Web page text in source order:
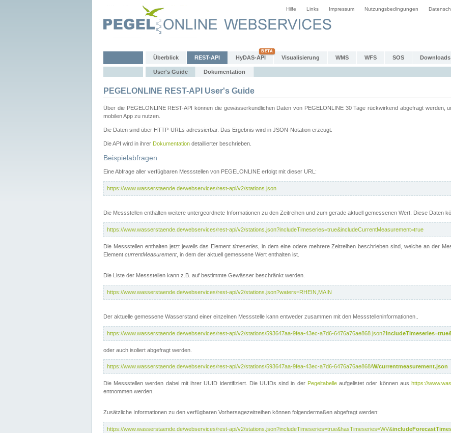
Hilfe Links Impressum Nutzungsbedingungen
Überblick REST-API HyDAS-API Visualisierung WMS WFS SOS Downloads
User's Guide Dokumentation
PEGELONLINE REST-API User's Guide
Über die PEGELONLINE REST-API können die gewässerkundlichen Daten von PEGELONLINE 30 Tage rückwirkend abgefragt werden,
mobilen App zu nutzen.
Die Daten sind über HTTP-URLs adressierbar. Das Ergebnis wird in JSON-Notation erzeugt.
Die API wird in ihrer Dokumentation detaillierter beschrieben.
Beispielabfragen
Eine Abfrage aller verfügbaren Messstellen von PEGELONLINE erfolgt mit dieser URL:
https://www.wasserstaende.de/webservices/rest-api/v2/stations.json
Die Messstellen enthalten weitere untergeordnete Informationen zu den Zeitreihen und zum gerade aktuell gemessenen Wert. Diese Daten
https://www.wasserstaende.de/webservices/rest-api/v2/stations.json?includeTimeseries=true&includeCurrentMeasurement=true
Die Messstellen enthalten jetzt jeweils das Elementtimeseries , in dem eine odere mehrere Zeitreihen beschrieben sind, welche an der
Element currentMeasurement, in dem der aktuell gemessene Wert enthalten ist.
Die Liste der Messstellen kann z.B. auf bestimmte Gewässer beschränkt werden.
https://www.wasserstaende.de/webservices/rest-api/v2/stations.json?waters=RHEIN,MAIN
Der aktuelle gemessene Wasserstand einer einzelnen Messstelle kann entweder zusammen mit den Messstelleninformationen..
https://www.wasserstaende.de/webservices/rest-api/v2/stations/593647aa-9fea-43ec-a7d6-6476a76ae868.json
oder auch isoliert abgefragt werden.
https://www.wasserstaende.de/webservices/rest-api/v2/stations/593647aa-9fea-43ec-a7d6-6476a76ae868/W/currentmeasurement.json
Die Messstellen werden dabei mit ihrer UUID identifiziert. Die UUIDs sind in der Pegeltabelleaufgelistet oder können aushttps://
entnommen werden.
Zusätzliche Informationen zu den verfügbaren Vorhersagezeitreihen können folgendermaßen abgefragt werden:
https://www.wasserstaende.de/webservices/rest-api/v2/stations.json?includeTimeseries=true&hasTimeseries=WV&